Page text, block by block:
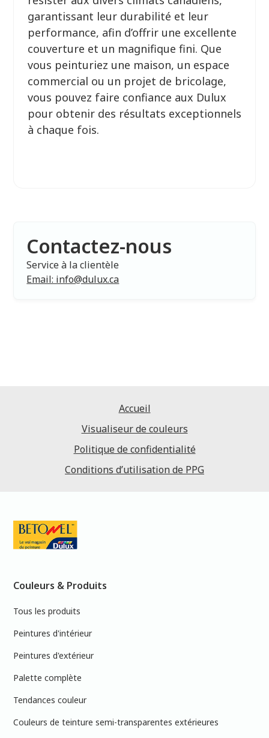
garantissant leur durabilité et leur
performance, afin d’offrir une excellente
couverture et un magnifique fini. Que
vous peinturiez une maison, un espace
commercial ou un projet de bricolage,
vous pouvez faire confiance aux Dulux
pour obtenir des résultats exceptionnels
à chaque fois.
Contactez-nous
Service à la clientèle
Email: info@dulux.ca
Accueil
Visualiseur de couleurs
Politique de confidentialité
Conditions d’utilisation de PPG
Couleurs & Produits
Tous les produits
Peintures d'intérieur
Peintures d'extérieur
Palette complète
Tendances couleur
Couleurs de teinture semi-transparentes extérieures